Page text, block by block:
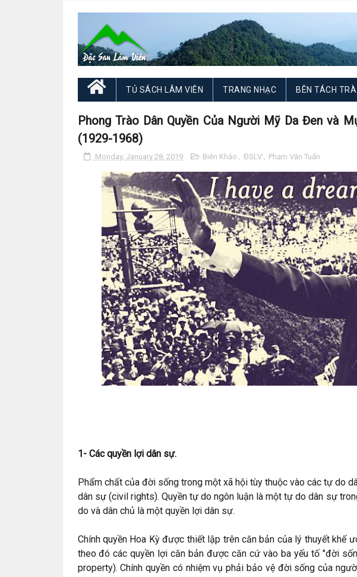
TỦ SÁCH LÂM VIÊN TRANG NHẠC BÊN TÁCH TRÀ
Phong Trào Dân Quyền Của Người Mỹ Da Đen và
(1929-1968)
Monday, January 28, 2019 Biên Khảo , ĐSLV , Phạm Văn Tuấn
1- Các quyền lợi dân sự.
Phẩm chất của đời sống trong một xã hội tùy thuộc vào các tự do
dân sự (civil rights). Quyền tự do ngôn luận là một tự do dân sự
do và dân chủ là một quyền lợi dân sự.
Chính quyền Hoa Kỳ được thiết lập trên căn bản của lý thuyết khế
theo đó các quyền lợi căn bản được căn cứ vào ba yếu tố "đời
property). Chính quyền có nhiệm vụ phải bảo vệ đời sống của